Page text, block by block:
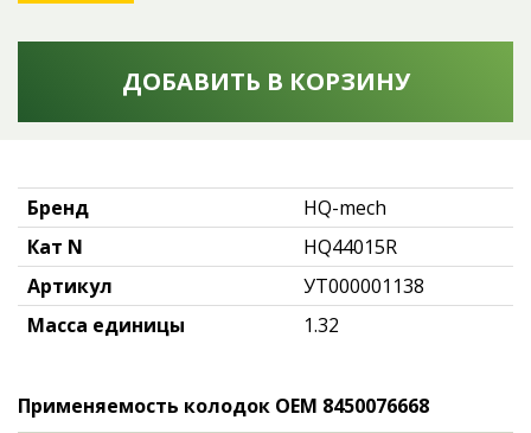
ДОБАВИТЬ В КОРЗИНУ
Бренд
HQ-mech
Кат N
HQ44015R
Артикул
УТ000001138
Масса единицы
1.32
Применяемость колодок OEM 8450076668